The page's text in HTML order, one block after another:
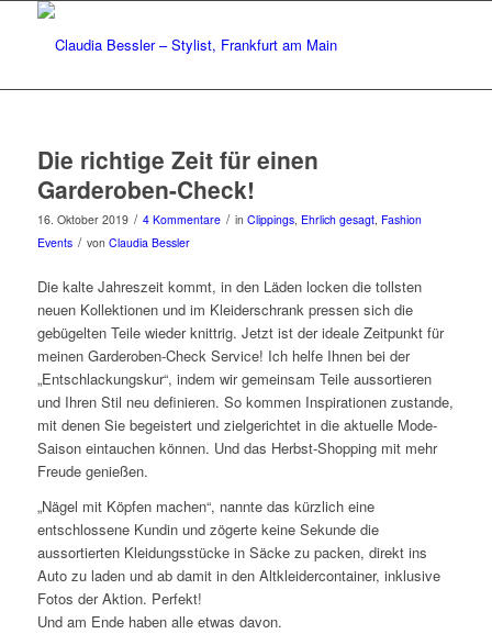
Die richtige Zeit für einen
Garderoben-Check!
16. Oktober 2019 / 4 Kommentare / in Clippings, Ehrlich gesagt, Fashion
Events / von Claudia Bessler
Die kalte Jahreszeit kommt, in den Läden locken die tollsten
neuen Kollektionen und im Kleiderschrank pressen sich die
gebügelten Teile wieder knittrig. Jetzt ist der ideale Zeitpunkt für
meinen Garderoben-Check Service! Ich helfe Ihnen bei der
„Entschlackungskur“, indem wir gemeinsam Teile aussortieren
und Ihren Stil neu definieren. So kommen Inspirationen zustande,
mit denen Sie begeistert und zielgerichtet in die aktuelle Mode-
Saison eintauchen können. Und das Herbst-Shopping mit mehr
Freude genießen.
„Nägel mit Köpfen machen“, nannte das kürzlich eine
entschlossene Kundin und zögerte keine Sekunde die
aussortierten Kleidungsstücke in Säcke zu packen, direkt ins
Auto zu laden und ab damit in den Altkleidercontainer, inklusive
Fotos der Aktion. Perfekt!
Und am Ende haben alle etwas davon.